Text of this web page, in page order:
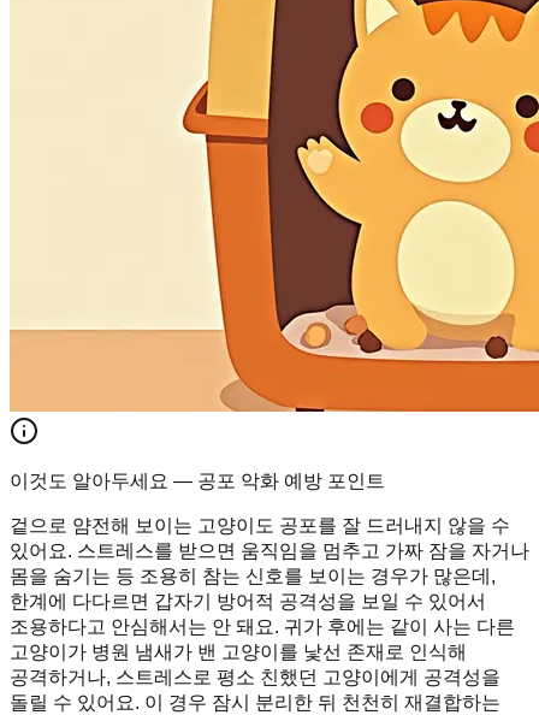
이것도 알아두세요 — 공포 악화 예방 포인트
겉으로 얌전해 보이는 고양이도 공포를 잘 드러내지 않을 수
있어요. 스트레스를 받으면 움직임을 멈추고 가짜 잠을 자거나
몸을 숨기는 등 조용히 참는 신호를 보이는 경우가 많은데,
한계에 다다르면 갑자기 방어적 공격성을 보일 수 있어서
조용하다고 안심해서는 안 돼요. 귀가 후에는 같이 사는 다른
고양이가 병원 냄새가 밴 고양이를 낯선 존재로 인식해
공격하거나, 스트레스로 평소 친했던 고양이에게 공격성을
돌릴 수 있어요. 이 경우 잠시 분리한 뒤 천천히 재결합하는